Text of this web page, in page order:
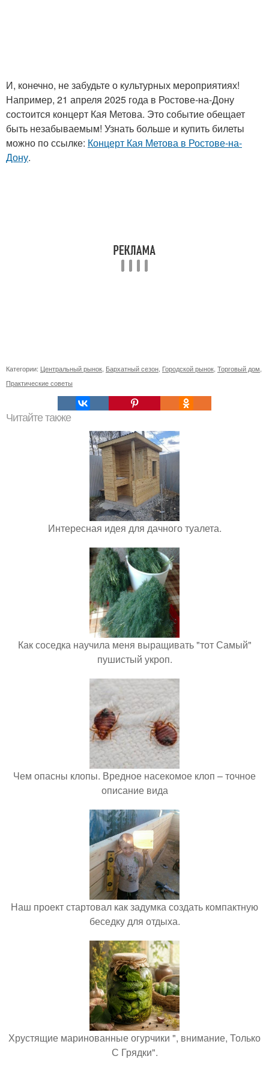
И, конечно, не забудьте о культурных мероприятиях!
Например, 21 апреля 2025 года в Ростове-на-Дону
состоится концерт Кая Метова. Это событие обещает
быть незабываемым! Узнать больше и купить билеты
можно по ссылке: Концерт Кая Метова в Ростове-на-
Дону.
Категории: Центральный рынок Бархатный сезон Городской рынок Торговый дом
Практические советы
Читайте также
Интересная идея для дачного туалета.
Как соседка научила меня выращивать "тот Самый"
пушистый укроп.
Чем опасны клопы. Вредное насекомое клоп – точное
описание вида
Наш проект стартовал как задумка создать компактную
беседку для отдыха.
Хрустящие маринованные огурчики ", внимание, Только
С Грядки".